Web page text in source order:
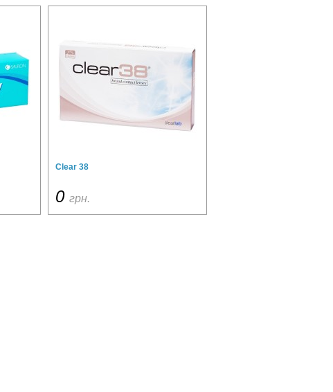
Clear 38
0 грн.